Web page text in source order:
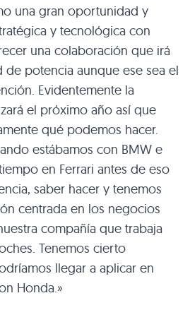
una gran oportunidad y
y tecnológica con
una colaboración que irá
de potencia aunque ese sea el
Evidentemente la
el próximo año así que
qué podemos hacer.
estábamos con BMW e
en Ferrari antes de eso
saber hacer y tenemos
centrada en los negocios
compañía que trabaja
Tenemos cierto
llegar a aplicar en
Honda.»